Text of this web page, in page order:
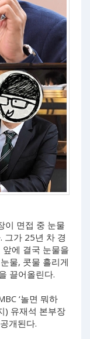
이 면접 중 눈물
그가 25년 차 경
에 결국 눈물을
물, 콧물 흘리게
끌어올린다.
‘놀면 뭐하
) 유재석 본부장
개된다.